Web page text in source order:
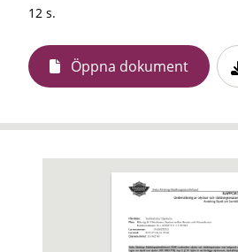
12 s.
Öppna dokument